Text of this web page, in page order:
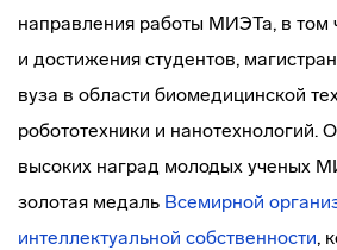
направления работы МИЭТа, в том
и достижения студентов,
вуза в области биомедицинской
робототехники и нанотехнологий.
высоких наград молодых ученых
золотая медаль Всемирной
интеллектуальной собственности,